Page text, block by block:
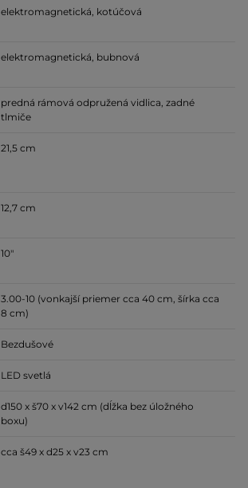
elektromagnetická, kotúčová
elektromagnetická, bubnová
predná rámová odpružená vidlica, zadné
tlmiče
21,5 cm
12,7 cm
10"
3.00-10 (vonkajší priemer cca 40 cm, šírka cca
8 cm)
Bezdušové
LED svetlá
d150 x š70 x v142 cm (dĺžka bez úložného
boxu)
cca š49 x d25 x v23 cm